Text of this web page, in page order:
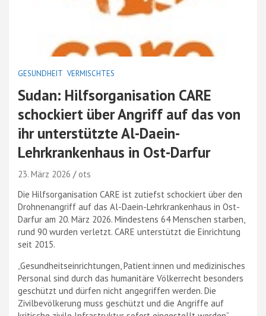
GESUNDHEIT VERMISCHTES
Sudan: Hilfsorganisation CARE
schockiert über Angriff auf das von
ihr unterstützte Al-Daein-
Lehrkrankenhaus in Ost-Darfur
23. März 2026
ots
Die Hilfsorganisation CARE ist zutiefst schockiert über den
Drohnenangriff auf das Al-Daein-Lehrkrankenhaus in Ost-
Darfur am 20. März 2026. Mindestens 64 Menschen starben,
rund 90 wurden verletzt. CARE unterstützt die Einrichtung
seit 2015.
„Gesundheitseinrichtungen, Patient:innen und medizinisches
Personal sind durch das humanitäre Völkerrecht besonders
geschützt und dürfen nicht angegriffen werden. Die
Zivilbevölkerung muss geschützt und die Angriffe auf